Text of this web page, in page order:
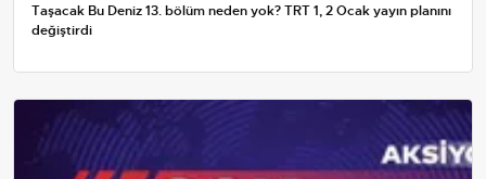
Taşacak Bu Deniz 13. bölüm neden yok? TRT 1, 2 Ocak yayın planını
değiştirdi